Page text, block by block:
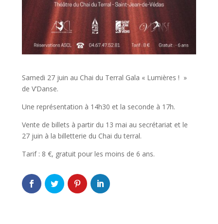
Samedi 27 juin au Chai du Terral Gala « Lumières ! »
de V’Danse.
Une représentation à 14h30 et la seconde à 17h.
Vente de billets à partir du 13 mai au secrétariat et le
27 juin à la billetterie du Chai du terral.
Tarif : 8 €, gratuit pour les moins de 6 ans.